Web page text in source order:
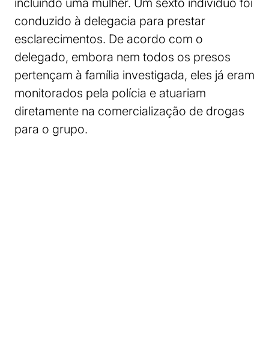
incluindo uma mulher. Um sexto indivíduo foi
conduzido à delegacia para prestar
esclarecimentos. De acordo com o
delegado, embora nem todos os presos
pertençam à família investigada, eles já eram
monitorados pela polícia e atuariam
diretamente na comercialização de drogas
para o grupo.